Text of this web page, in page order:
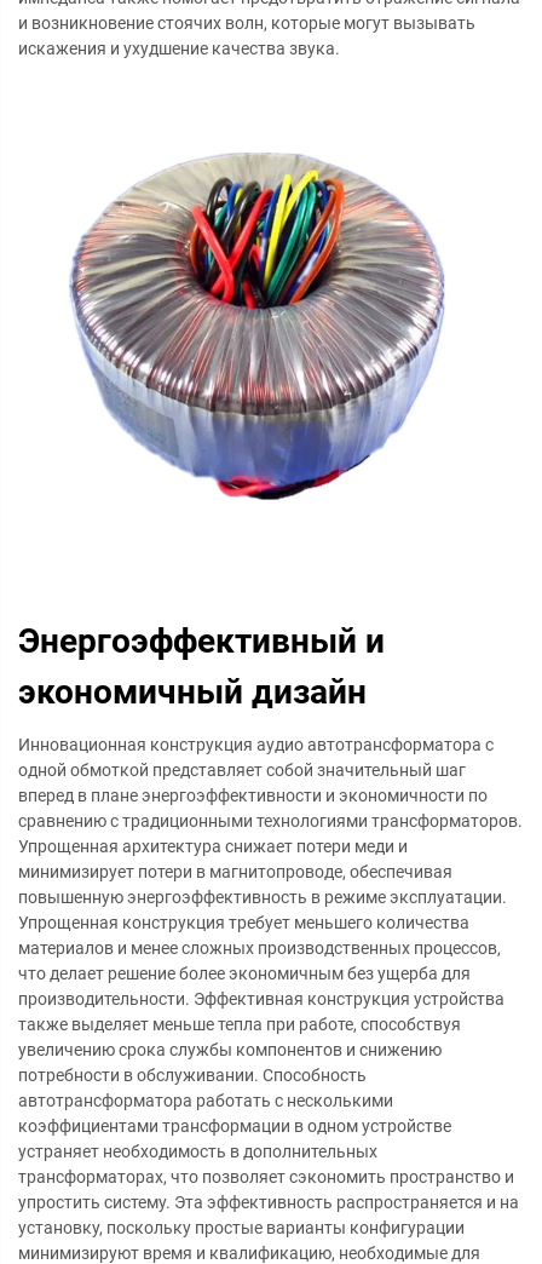
и возникновение стоячих волн, которые могут вызывать
искажения и ухудшение качества звука.
Энергоэффективный и
экономичный дизайн
Инновационная конструкция аудио автотрансформатора с
одной обмоткой представляет собой значительный шаг
вперед в плане энергоэффективности и экономичности по
сравнению с традиционными технологиями трансформаторов.
Упрощенная архитектура снижает потери меди и
минимизирует потери в магнитопроводе, обеспечивая
повышенную энергоэффективность в режиме эксплуатации.
Упрощенная конструкция требует меньшего количества
материалов и менее сложных производственных процессов,
что делает решение более экономичным без ущерба для
производительности. Эффективная конструкция устройства
также выделяет меньше тепла при работе, способствуя
увеличению срока службы компонентов и снижению
потребности в обслуживании. Способность
автотрансформатора работать с несколькими
коэффициентами трансформации в одном устройстве
устраняет необходимость в дополнительных
трансформаторах, что позволяет сэкономить пространство и
упростить систему. Эта эффективность распространяется и на
установку, поскольку простые варианты конфигурации
минимизируют время и квалификацию, необходимые для